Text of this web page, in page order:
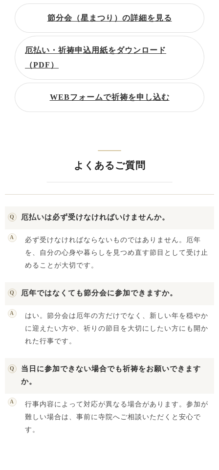
節分会（星まつり）の詳細を見る
厄払い・祈祷申込用紙をダウンロード
（PDF）
WEBフォームで祈祷を申し込む
よくあるご質問
厄払いは必ず受けなければいけませんか。
必ず受けなければならないものではありません。厄年
を、自分の心身や暮らしを見つめ直す節目として受け止
めることが大切です。
厄年ではなくても節分会に参加できますか。
はい。節分会は厄年の方だけでなく、新しい年を穏やか
に迎えたい方や、祈りの節目を大切にしたい方にも開か
れた行事です。
当日に参加できない場合でも祈祷をお願いできます
か。
行事内容によって対応が異なる場合があります。参加が
難しい場合は、事前に寺院へご相談いただくと安心で
す。